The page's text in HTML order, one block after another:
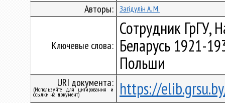
Авторы: Загідулін А. М.
Ключевые слова:
Сотрудник ГрГУ,
Беларусь 1921-
Польши
URI документа:
(Используйте для цитирования и
ссылки на документ) https://